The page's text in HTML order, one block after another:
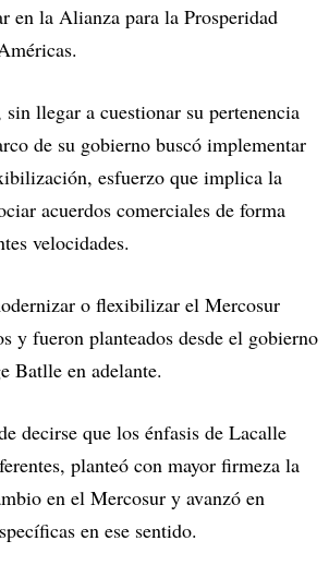
en la Alianza para la Prosperidad
llegar a cuestionar su pertenencia
de su gobierno buscó implementar
esfuerzo que implica la
acuerdos comerciales de forma
velocidades.
o flexibilizar el Mercosur
y fueron planteados desde el gobierno
Batlle en adelante.
decirse que los énfasis de Lacalle
planteó con mayor firmeza la
en el Mercosur y avanzó en
en ese sentido.